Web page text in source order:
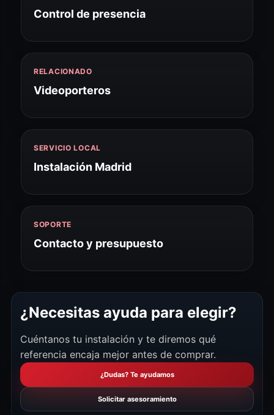
Control de presencia
RELACIONADO
Videoporteros
SERVICIO LOCAL
Instalación Madrid
SOPORTE
Contacto y presupuesto
¿Necesitas ayuda para elegir?
Cuéntanos tu instalación y te diremos qué
referencia encaja mejor antes de comprar.
¿Dudas? Te ayudamos
Solicitar asesoramiento